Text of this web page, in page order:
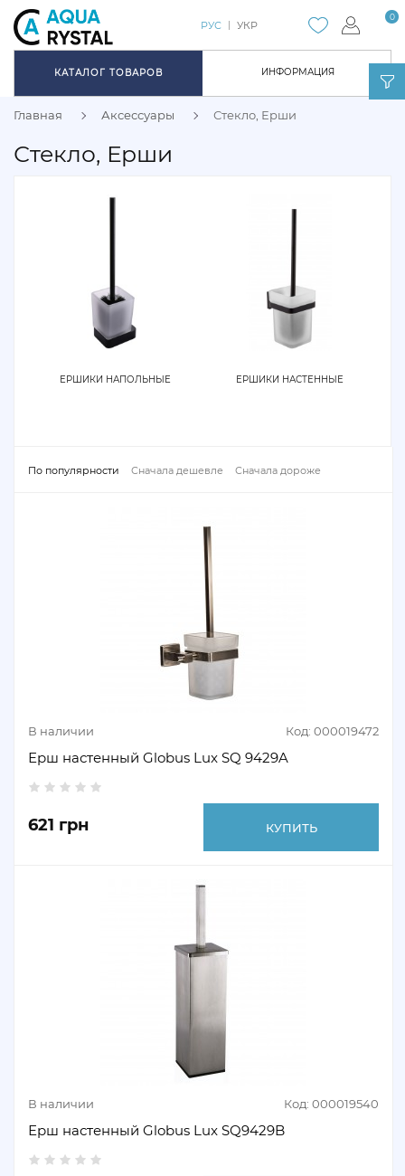
ИНФОРМАЦИЯ
0
РУС УКР
КАТАЛОГ ТОВАРОВ
Главная Аксессуары Стекло, Ерши
Стекло, Ерши
ЕРШИКИ НАПОЛЬНЫЕ ЕРШИКИ НАСТЕННЫЕ
По популярности Сначала дешевле Сначала дороже
В наличии Код: 000019472
Ерш настенный Globus Lux SQ 9429A
621 грн КУПИТЬ
В наличии Код: 000019540
Ерш настенный Globus Lux SQ9429B